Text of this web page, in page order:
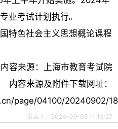
业考试计划执行。
色社会主义思想概论课程
来源：上海市教育考试院
容来源及附件下载网址：
page/04100/20240902/
发表于：2024-09-05 11:13:27